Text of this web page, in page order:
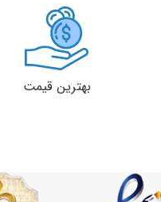
بهترین قیمت